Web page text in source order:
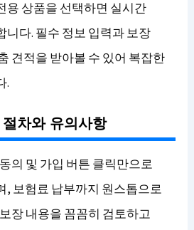
용 상품을 선택하면 실시간
니다. 필수 정보 입력과 보장
견적을 받아볼 수 있어 복잡한
.
차와 유의사항
의 및 가입 버튼 클릭만으로
, 보험료 납부까지 원스톱으로
장 내용을 꼼꼼히 검토하고